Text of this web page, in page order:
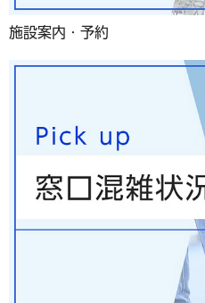
施設案内・予約